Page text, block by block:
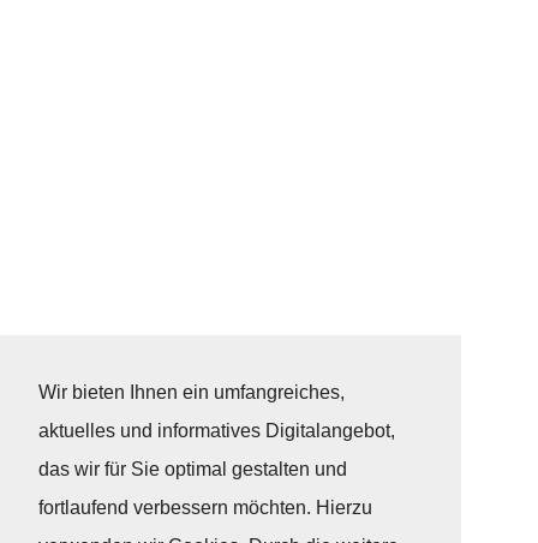
Wir bieten Ihnen ein umfangreiches,
aktuelles und informatives Digitalangebot,
das wir für Sie optimal gestalten und
fortlaufend verbessern möchten. Hierzu